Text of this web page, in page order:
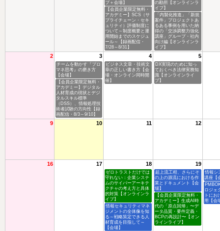
2 3 4 5
9 10 11 12
16 17 18 19
ブ＋会場】
の勘所【オンラインラ
イブ】
【会員企業限定無料・
アカデミー】SCS（サ
プライチェーン・セキ
ュリティ）評価制度に
ついて～制度概要と運
用開始までのスケジュ
ール～【録画配信・
7/28～8/31】
「内製化推進」「新規
案件」プロジェクトあ
るある事例を用いた納
得の「交渉調整力強化
講座」グループ・社内
向け編【オンラインラ
イブ】
チームを動かす『プロ
マネ思考』の磨き方
【会場】
ビジネス文章・技術文
章の正しい書き方【会
場・オンライン同時開
催】
DX実現のために知っ
ておくべき法律実務知
識【オンラインライ
ブ】
【会員企業限定無料・
アカデミー】デジタル
人材育成の現状とデジ
タルスキル標準
（DSS）、情報処理技
術者試験の方向性【録
画配信・8/3～9/10】
情報シ
講座【
ゼロトラストだけでは
守れない：企業システ
ムのサイバーアーキテ
クチャの考え方と具体
的対策【オンラインラ
イブ】
超上流工程、さらにそ
の上の源流における作
業とドキュメント【会
場】
情報セキュリティマネ
ジメントの全体像を知
る～戦略策定できる人
材育成を目指して～
【会場】
【会員企業限定無料・
アカデミー】生成AI時
代の「原点回帰」〜デ
ータ品質・要件定義・
BCPの再設計〜【オン
ラインライブ】
ロジェ
トにお
用【会